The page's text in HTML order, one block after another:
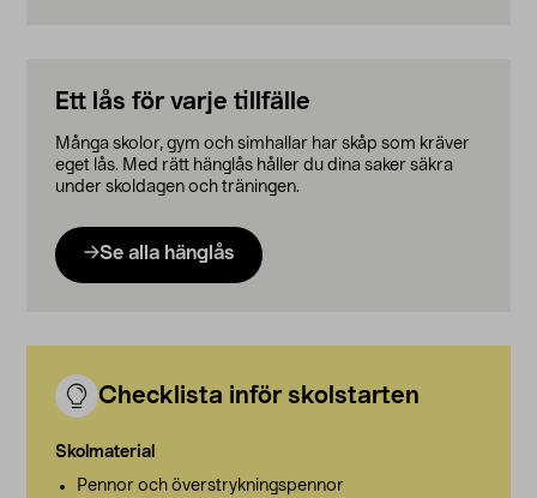
Ett lås för varje tillfälle
Många skolor, gym och simhallar har skåp som kräver
eget lås. Med rätt hänglås håller du dina saker säkra
under skoldagen och träningen.
Se alla hänglås
Checklista inför skolstarten
Skolmaterial
Pennor och överstrykningspennor